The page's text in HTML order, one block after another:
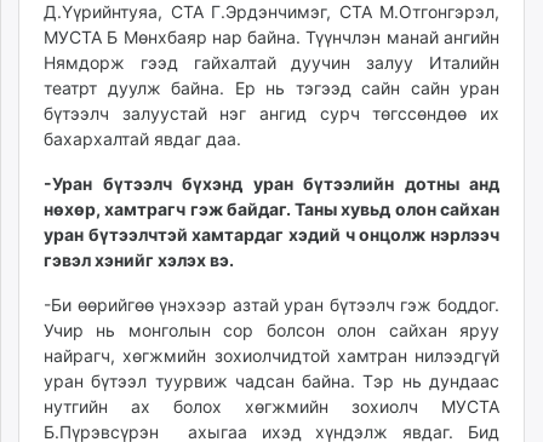
Д.Үүрийнтуяа, СТА Г.Эрдэнчимэг, СТА М.Отгонгэрэл,
МУСТА Б Мөнхбаяр нар байна. Түүнчлэн манай ангийн
Нямдорж гээд гайхалтай дуучин залуу Италийн
театрт дуулж байна. Ер нь тэгээд сайн сайн уран
бүтээлч залуустай нэг ангид сурч төгссөндөө их
бахархалтай явдаг даа.
-Уран бүтээлч бүхэнд уран бүтээлийн дотны анд
нөхөр, хамтрагч гэж байдаг. Таны хувьд олон сайхан
уран бүтээлчтэй хамтардаг хэдий ч онцолж нэрлээч
гэвэл хэнийг хэлэх вэ.
-Би өөрийгөө үнэхээр азтай уран бүтээлч гэж боддог.
Учир нь монголын сор болсон олон сайхан яруу
найрагч, хөгжмийн зохиолчидтой хамтран нилээдгүй
уран бүтээл туурвиж чадсан байна. Тэр нь дундаас
нутгийн ах болох хөгжмийн зохиолч МУСТА
Б.Пүрэвсүрэн ахыгаа ихэд хүндэлж явдаг. Бид